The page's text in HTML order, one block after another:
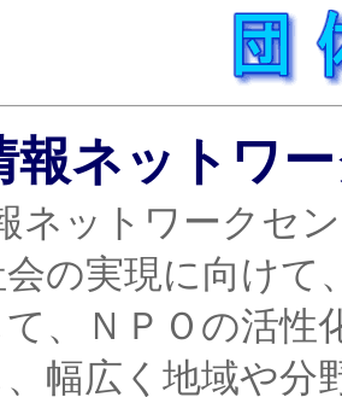
報ネットワ
ネットワークセ
の実現に向けて
、ＮＰＯの活性
幅広く地域や分